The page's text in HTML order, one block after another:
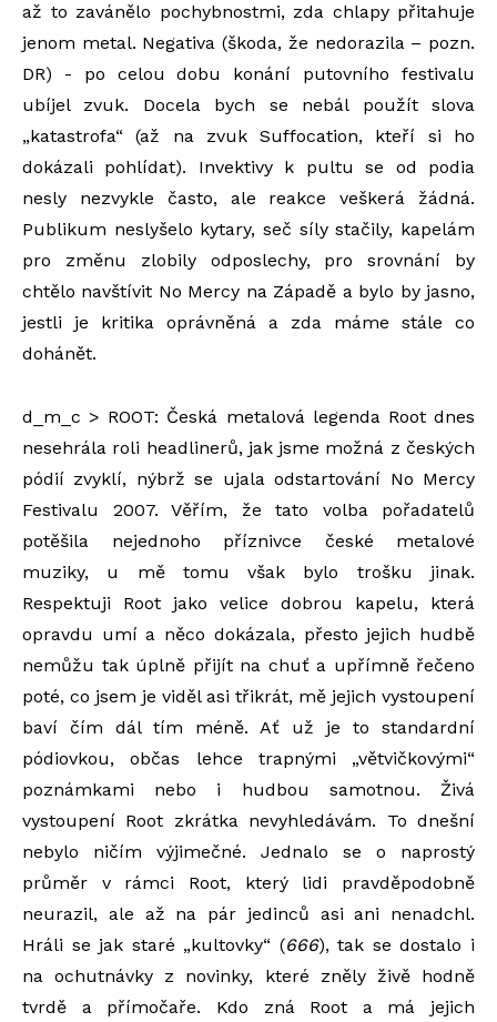
až to zavánělo pochybnostmi, zda chlapy přitahuje
jenom metal. Negativa (škoda, že nedorazila – pozn.
DR) - po celou dobu konání putovního festivalu
ubíjel zvuk. Docela bych se nebál použít slova
„katastrofa“ (až na zvuk Suffocation, kteří si ho
dokázali pohlídat). Invektivy k pultu se od podia
nesly nezvykle často, ale reakce veškerá žádná.
Publikum neslyšelo kytary, seč síly stačily, kapelám
pro změnu zlobily odposlechy, pro srovnání by
chtělo navštívit No Mercy na Západě a bylo by jasno,
jestli je kritika oprávněná a zda máme stále co
dohánět.
d_m_c > ROOT: Česká metalová legenda Root dnes
nesehrála roli headlinerů, jak jsme možná z českých
pódií zvyklí, nýbrž se ujala odstartování No Mercy
Festivalu 2007. Věřím, že tato volba pořadatelů
potěšila nejednoho příznivce české metalové
muziky, u mě tomu však bylo trošku jinak.
Respektuji Root jako velice dobrou kapelu, která
opravdu umí a něco dokázala, přesto jejich hudbě
nemůžu tak úplně přijít na chuť a upřímně řečeno
poté, co jsem je viděl asi třikrát, mě jejich vystoupení
baví čím dál tím méně. Ať už je to standardní
pódiovkou, občas lehce trapnými „větvičkovými“
poznámkami nebo i hudbou samotnou. Živá
vystoupení Root zkrátka nevyhledávám. To dnešní
nebylo ničím výjimečné. Jednalo se o naprostý
průměr v rámci Root, který lidi pravděpodobně
neurazil, ale až na pár jedinců asi ani nenadchl.
Hráli se jak staré „kultovky“ (666), tak se dostalo i
na ochutnávky z novinky, které zněly živě hodně
tvrdě a přímočaře. Kdo zná Root a má jejich